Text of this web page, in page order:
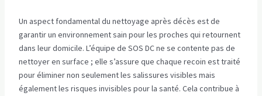
Un aspect fondamental du nettoyage après décès est de
garantir un environnement sain pour les proches qui retournent
dans leur domicile. L’équipe de SOS DC ne se contente pas de
nettoyer en surface ; elle s’assure que chaque recoin est traité
pour éliminer non seulement les salissures visibles mais
également les risques invisibles pour la santé. Cela contribue à